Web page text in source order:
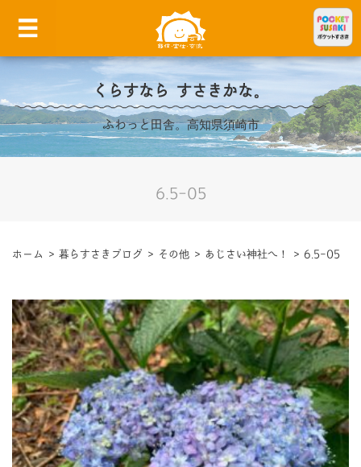
くらすなら すさきかな。
ふわっと田舎。高知県須崎市
6.5-05
ホーム > 暮らすさきブログ > その他 > あじさい神社へ！ > 6.5-05